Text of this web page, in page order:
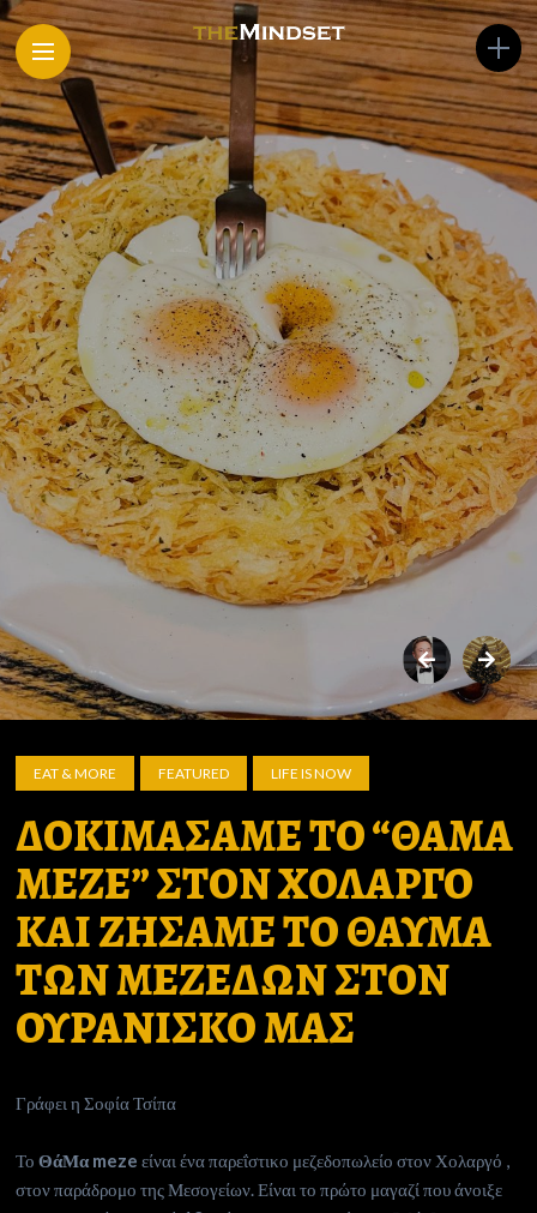
EAT & MORE FEATURED LIFE IS NOW
ΔΟΚΙΜΑΣΑΜΕ ΤΟ “ΘΑΜΑ
ΜΕΖΕ” ΣΤΟΝ ΧΟΛΑΡΓΟ
ΚΑΙ ΖΗΣΑΜΕ ΤΟ ΘΑΥΜΑ
ΤΩΝ ΜΕΖΕΔΩΝ ΣΤΟΝ
ΟΥΡΑΝΙΣΚΟ ΜΑΣ
Γράφει η Σοφία Τσίπα
ΤοΘάΜα meze είναι ένα παρεΐστικο μεζεδοπωλείο στον Χολαργό ,
στον παράδρομο της Μεσογείων. Είναι το πρώτο μαγαζί που άνοιξε